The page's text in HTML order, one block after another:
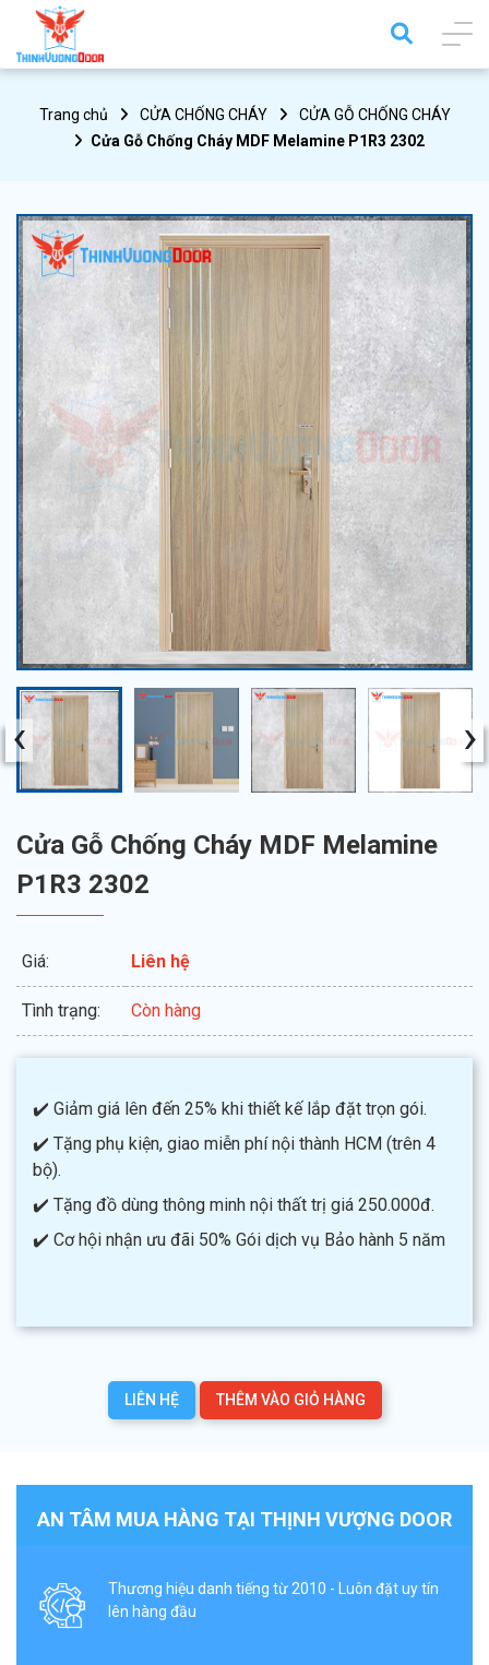
Trang chủ CỬA CHỐNG CHÁY
CỬA GỖ CHỐNG CHÁY
Cửa Gỗ Chống Cháy MDF Melamine P1R3 2302
‹ ›
Cửa Gỗ Chống Cháy MDF Melamine
P1R3 2302
Giá: Liên hệ
Tình trạng: Còn hàng
✔️ Giảm giá lên đến 25% khi thiết kế lắp đặt trọn gói.
✔️ Tặng phụ kiện, giao miễn phí nội thành HCM (trên 4
bộ).
✔️ Tặng đồ dùng thông minh nội thất trị giá 250.000đ.
✔️ Cơ hội nhận ưu đãi 50% Gói dịch vụ Bảo hành 5 năm
LIÊN HỆ THÊM VÀO GIỎ HÀNG
AN TÂM MUA HÀNG TẠI THỊNH VƯỢNG DOOR
Thương hiệu danh tiếng từ 2010 - Luôn đặt uy tín
lên hàng đầu